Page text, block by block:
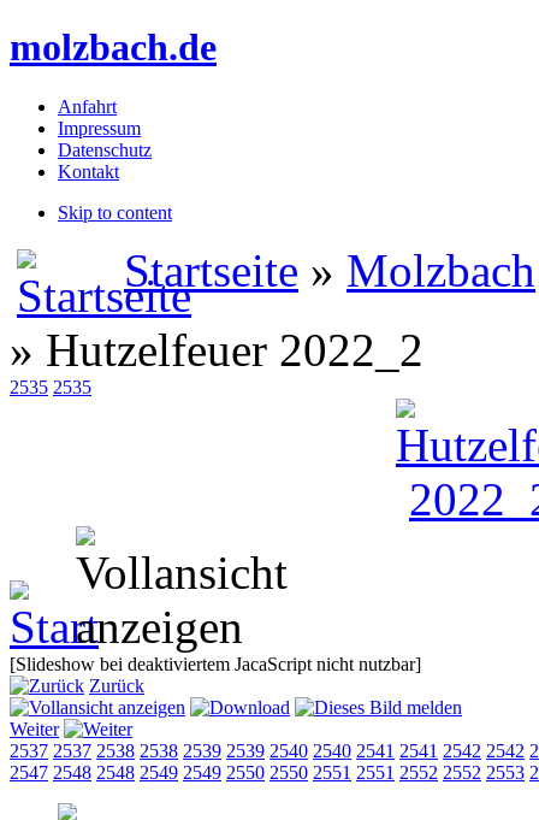
molzbach.de
Anfahrt
Impressum
Datenschutz
Kontakt
Skip to content
Startseite » Molzbach
» Hutzelfeuer 2022_2
2535 2535
[Slideshow bei deaktiviertem JacaScript nicht nutzbar]
Zurück
Weiter
2537 2537 2538 2538 2539 2539 2540 2540 2541 2541 2542 2542
2547 2548 2548 2549 2549 2550 2550 2551 2551 2552 2552 2553